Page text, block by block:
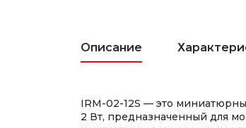
Описание
IRM-02-12S — это
2 Вт, предназначенный для